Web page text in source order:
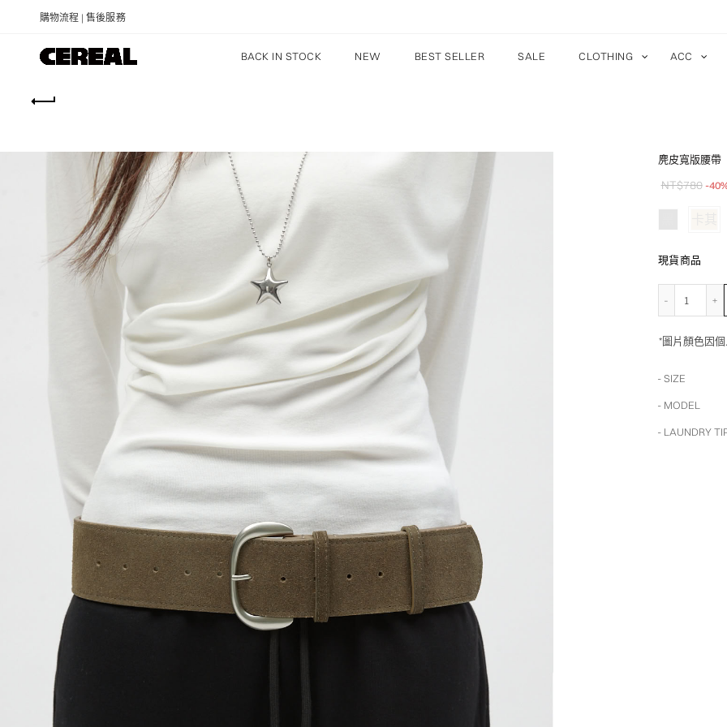
購物流程 | 售後服務
BACK IN STOCK NEW BEST SELLER SALE CLOTHING ACC
麂皮寬版腰帶
NT$780 -
現貨商品
*圖片顏色因
- SIZE
- MODEL
- LAUNDRY